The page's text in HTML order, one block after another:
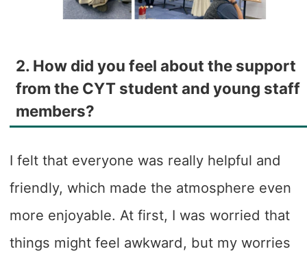
2. How did you feel about the support
from the CYT student and young staff
members?
I felt that everyone was really helpful and
friendly, which made the atmosphere even
more enjoyable. At first, I was worried that
things might feel awkward, but my worries